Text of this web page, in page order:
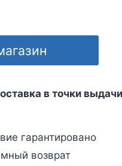
в точки
гарантировано
возврат